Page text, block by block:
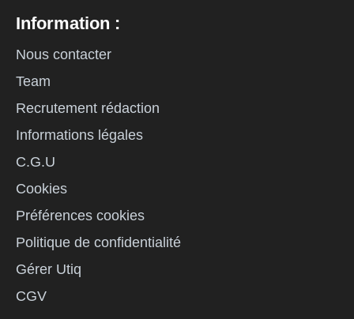
Information :
Nous contacter
Team
Recrutement rédaction
Informations légales
C.G.U
Cookies
Préférences cookies
Politique de confidentialité
Gérer Utiq
CGV